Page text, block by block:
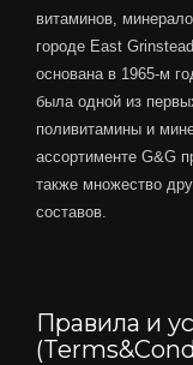
витаминов,
городе East
основана в 1965-м
была одной из
поливитамины и
ассортименте G&G
также множество
составов.
Правила и